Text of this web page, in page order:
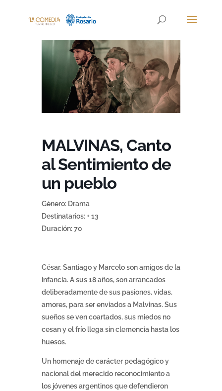
MALVINAS, Canto
al Sentimiento de
un pueblo
Género: Drama
Destinatarios: + 13
Duración: 70
César, Santiago y Marcelo son amigos de la
infancia. A sus 18 años, son arrancados
deliberadamente de sus pasiones, vidas,
amores, para ser enviados a Malvinas. Sus
sueños se ven coartados, sus miedos no
cesan y el frío llega sin clemencia hasta los
huesos.
Un homenaje de carácter pedagógico y
nacional del merecido reconocimiento a
los jóvenes argentinos que defendieron